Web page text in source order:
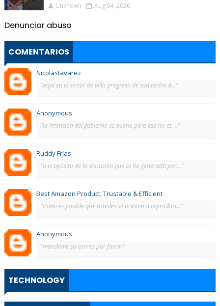
Unknown Aug 04, 2026
Denunciar abuso
COMENTARIOS
Nicolastavarez
"aquí en el sector de villa progreso de san pedro d..."
Anonymous
"la intención del gobierno es buena.pero eso no es ..."
Ruddy Frías
"a propósito de la discusión que se ha generado por..."
Best Amazon Product, Trustable & Efficient
"como es posible que ustedes se presten a reproduci..."
Anonymous
"màndeme su correo por favor."
TECHNOLOGY